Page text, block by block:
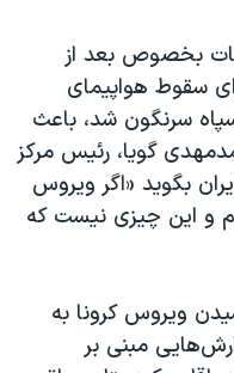
بخصوص بعد از
سقوط هواپیمای
سرنگون شد، باعث
گویا، رئیس مرکز
بگوید «اگر ویروس
و این چیزی نیست که
ویروس کرونا به
مبنی بر